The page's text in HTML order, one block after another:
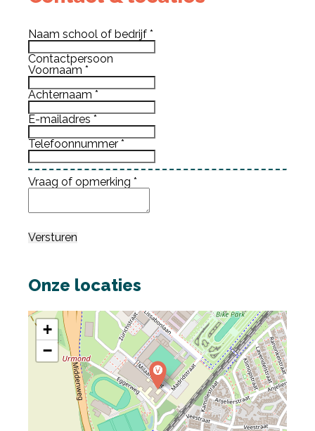
Naam school of bedrijf*
Contactpersoon
Voornaam*
Achternaam*
E-mailadres*
Telefoonnummer*
Vraag of opmerking*
Versturen
Onze locaties
+
−